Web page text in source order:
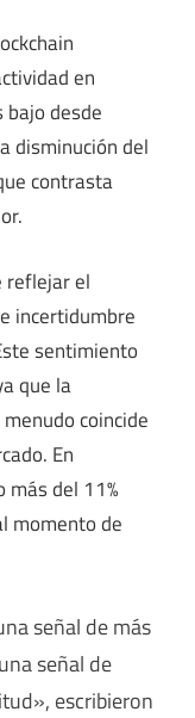
en
bajo desde
disminución del
contrasta
reflejar el
incertidumbre
sentimiento
que la
coincide
En
más del 11%
momento de
señal de más
señal de
escribieron